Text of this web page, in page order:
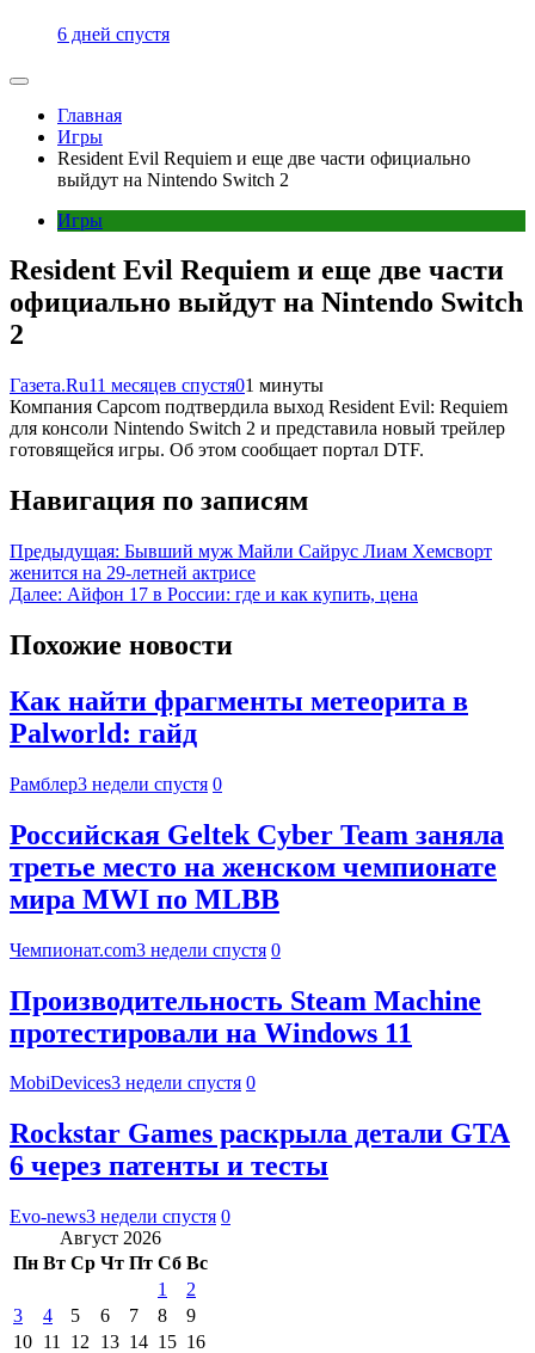
6 дней спустя
Главная
Игры
Resident Evil Requiem и еще две части официально
выйдут на Nintendo Switch 2
Игры
Resident Evil Requiem и еще две части
официально выйдут на Nintendo Switch
2
Газета.Ru11 месяцев спустя01 минуты
Компания Capcom подтвердила выход Resident Evil: Requiem
для консоли Nintendo Switch 2 и представила новый трейлер
готовящейся игры. Об этом сообщает портал DTF.
Навигация по записям
Предыдущая: Бывший муж Майли Сайрус Лиам Хемсворт
женится на 29-летней актрисе
Далее: Айфон 17 в России: где и как купить, цена
Похожие новости
Как найти фрагменты метеорита в
Palworld: гайд
Рамблер3 недели спустя 0
Российская Geltek Cyber Team заняла
третье место на женском чемпионате
мира MWI по MLBB
Чемпионат.com3 недели спустя 0
Производительность Steam Machine
протестировали на Windows 11
MobiDevices3 недели спустя 0
Rockstar Games раскрыла детали GTA
6 через патенты и тесты
Evo-news3 недели спустя 0
Август 2026
Пн Вт Ср Чт Пт Сб Вс
1
2
3
4 5 6 7 8
9
10 11 12 13 14 15 16